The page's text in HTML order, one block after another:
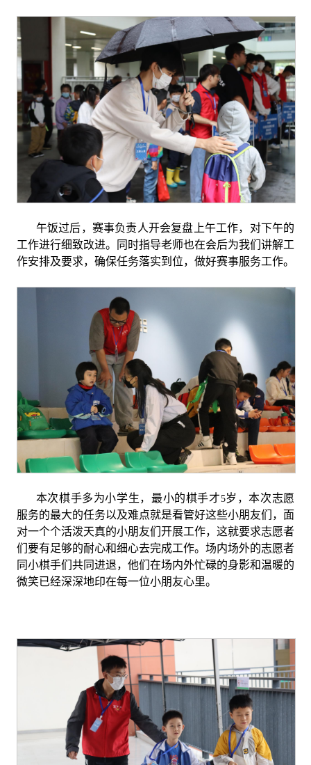
午饭过后，赛事负责人开会复盘上午工作，对下午的
工作进行细致改进。同时指导老师也在会后为我们讲解工
作安排及要求，确保任务落实到位，做好赛事服务工作。
本次棋手多为小学生，最小的棋手才5岁，本次志愿
服务的最大的任务以及难点就是看管好这些小朋友们，面
对一个个活泼天真的小朋友们开展工作，这就要求志愿者
们要有足够的耐心和细心去完成工作。场内场外的志愿者
同小棋手们共同进退，他们在场内外忙碌的身影和温暖的
微笑已经深深地印在每一位小朋友心里。